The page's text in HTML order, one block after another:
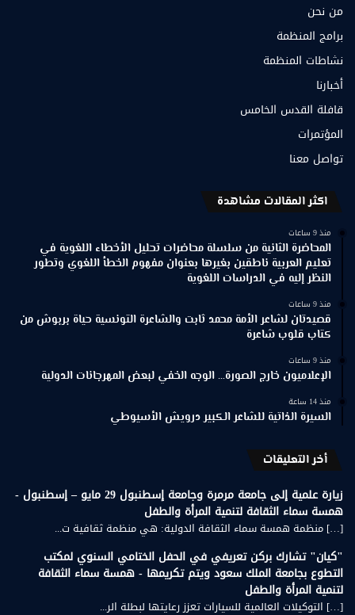
من نحن
برامج المنظمة
نشاطات المنظمة
أخبارنا
قافلة القدس الخامس
المؤتمرات
تواصل معنا
اكثر المقالات مشاهدة
منذ 9 ساعات
المحاضرة الثانية من سلسلة محاضرات تحليل الأخطاء اللغوية في
تعليم العربية ناطقين بغيرها بعنوان مفهوم الخطأ اللغوي وتطور
النظر إليه في الدراسات اللغوية
منذ 9 ساعات
قصيدتان لشاعر الأمة محمد ثابت والشاعرة التونسية حياة بربوش من
كتاب قلوب شاعرة
منذ 9 ساعات
الإعلاميون خارج الصورة… الوجه الخفي لبعض المهرجانات الدولية
منذ 14 ساعة
السيرة الذاتية للشاعر الكبير درويش الأسيوطي
أخر التعليقات
زيارة علمية إلى جامعة مرمرة وجامعة إسطنبول 29 مايو – إسطنبول -
همسة سماء الثقافة لتنمية المرأة والطفل
[…] منظمة همسة سماء الثقافة الدولية: هي منظمة ثقافية ت...
"كيان" تشارك بركن تعريفي في الحفل الختامي السنوي لمكتب
التطوع بجامعة الملك سعود ويتم تكريمها - همسة سماء الثقافة
لتنمية المرأة والطفل
[…] التوكيلات العالمية للسيارات تعزز رعايتها لبطلة الر...